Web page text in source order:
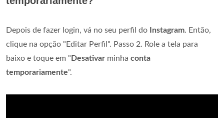
Depois de fazer login, vá no seu perfil do Instagram. Então,
clique na opção "Editar Perfil". Passo 2. Role a tela para
baixo e toque em " Desativar minha conta
temporariamente".